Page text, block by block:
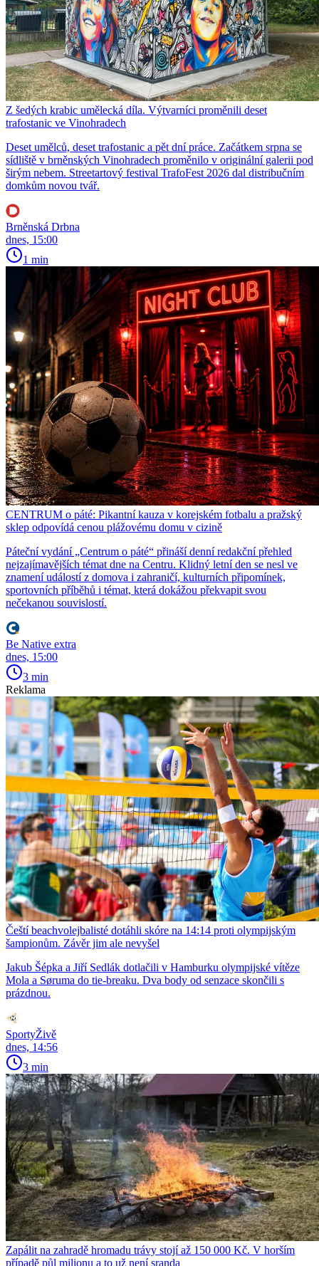
Z šedých krabic umělecká díla. Výtvarníci proměnili deset
trafostanic ve Vinohradech
Deset umělců, deset trafostanic a pět dní práce. Začátkem srpna se
sídliště v brněnských Vinohradech proměnilo v originální galerii pod
širým nebem. Streetartový festival TrafoFest 2026 dal distribučním
domkům novou tvář.
Brněnská Drbna
dnes, 15:00
1 min
CENTRUM o páté: Pikantní kauza v korejském fotbalu a pražský
sklep odpovídá cenou plážovému domu v cizině
Páteční vydání „Centrum o páté“ přináší denní redakční přehled
nejzajímavějších témat dne na Centru. Klidný letní den se nesl ve
znamení událostí z domova i zahraničí, kulturních připomínek,
sportovních příběhů i témat, která dokážou překvapit svou
nečekanou souvislostí.
Be Native extra
dnes, 15:00
3 min
Reklama
Čeští beachvolejbalisté dotáhli skóre na 14:14 proti olympijským
šampionům. Závěr jim ale nevyšel
Jakub Šépka a Jiří Sedlák dotlačili v Hamburku olympijské vítěze
Mola a Søruma do tie-breaku. Dva body od senzace skončili s
prázdnou.
SportyŽivě
dnes, 14:56
3 min
Zapálit na zahradě hromadu trávy stojí až 150 000 Kč. V horším
případě půl milionu a to už není sranda